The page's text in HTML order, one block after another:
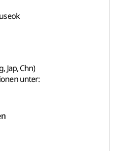
Jap, Chn)
unter: